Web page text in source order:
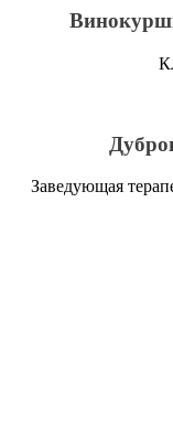
Заведующая